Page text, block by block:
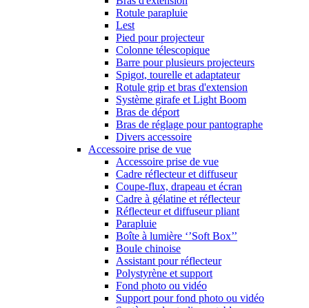
Rotule parapluie
Lest
Pied pour projecteur
Colonne télescopique
Barre pour plusieurs projecteurs
Spigot, tourelle et adaptateur
Rotule grip et bras d'extension
Système girafe et Light Boom
Bras de déport
Bras de réglage pour pantographe
Divers accessoire
Accessoire prise de vue
Accessoire prise de vue
Cadre réflecteur et diffuseur
Coupe-flux, drapeau et écran
Cadre à gélatine et réflecteur
Réflecteur et diffuseur pliant
Parapluie
Boîte à lumière ‘’Soft Box’’
Boule chinoise
Assistant pour réflecteur
Polystyrène et support
Fond photo ou vidéo
Support pour fond photo ou vidéo